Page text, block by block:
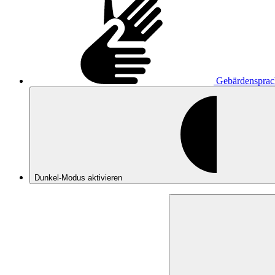
Dunkel-Modus aktivieren